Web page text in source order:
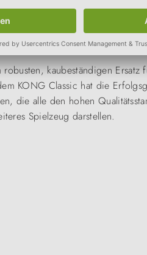
kaubeständigen
KONG Classic hat die
die alle den hohen
Spielzeug darstellen.